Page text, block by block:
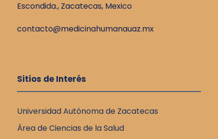
Escondida., Zacatecas, Mexico
contacto@medicinahumanauaz.mx
Sitios de Interés
Universidad Autónoma de Zacatecas
Área de Ciencias de la Salud